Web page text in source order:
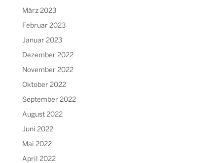
März 2023
Februar 2023
Januar 2023
Dezember 2022
November 2022
Oktober 2022
September 2022
August 2022
Juni 2022
Mai 2022
April 2022